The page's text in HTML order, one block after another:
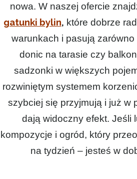
nowa. W naszej ofercie
gatunki bylin, które dobrze
warunkach i pasują zarówno
donic na tarasie czy
sadzonki w większych
rozwiniętym systemem
szybciej się przyjmują i już w
dają widoczny efekt. Jeśli
kompozycje i ogród, który
na tydzień – jesteś w